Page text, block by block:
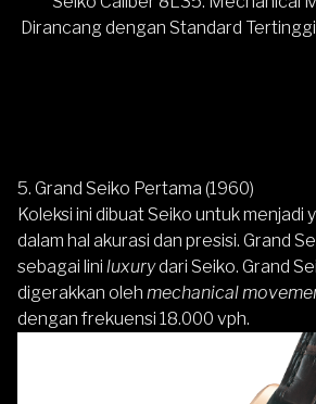
Dirancang dengan Standard
5. Grand Seiko Pertama (1960)
Koleksi ini dibuat Seiko untuk menjadi
dalam hal akurasi dan presisi. Grand
sebagai lini luxurydari Seiko. Grand
digerakkan oleh mechanical
dengan frekuensi 18.000 vph.